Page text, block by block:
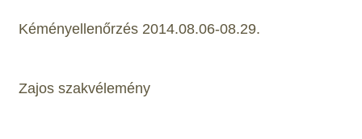
Kéményellenőrzés 2014.08.06-08.29.
Zajos szakvélemény